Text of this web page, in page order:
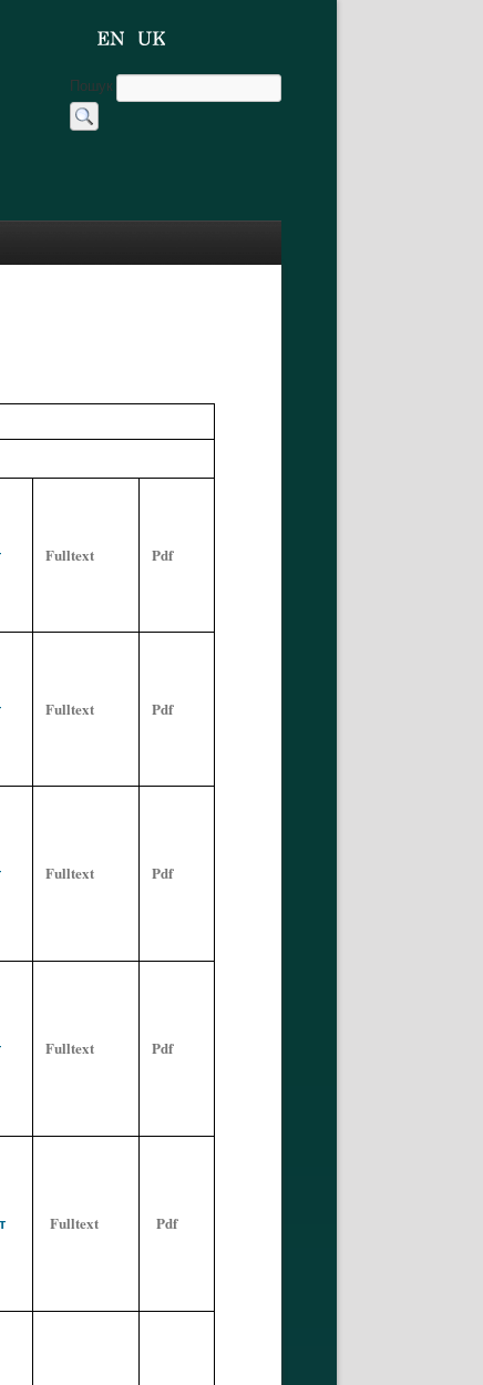
Пошук
Fulltext Pdf
Fulltext Pdf
Fulltext Pdf
Fulltext Pdf
Fulltext Pdf